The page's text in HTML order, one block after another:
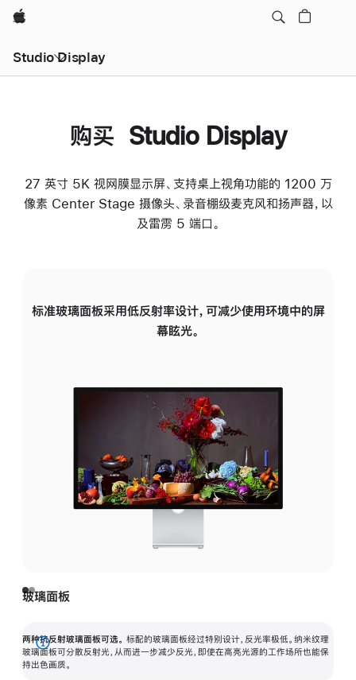
Apple
Studio Display
购买 Studio Display
27 英寸 5K 视网膜显示屏、支持桌上视角功能的 1200 万
像素 Center Stage 摄像头、录音棚级麦克风和扬声器，以
及雷雳 5 端口。
标准玻璃面板采用低反射率设计，可减少使用环境中的屏
幕眩光。
玻璃面板
两种抗反射玻璃面板可选。 标配的玻璃面板经过特别设计，反光率极低。纳米纹理
玻璃面板可分散反射光，从而进一步减少反光，即使在高亮光源的工作场所也能保
持出色画质。
展
开